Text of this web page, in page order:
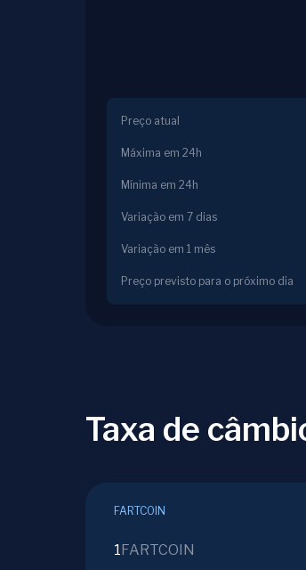
Preço atual
Máxima em 24h
Mínima em 24h
Variação em 7 dias
Variação em 1 mês
Preço previsto para o próximo dia
Taxa de
FARTCOIN
1FARTCOIN